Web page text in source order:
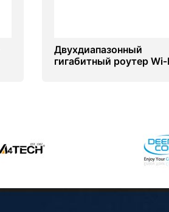
Двухдиапазонный
гигабитный роутер